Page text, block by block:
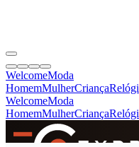
WelcomeModa
HomemMulherCriança
WelcomeModa
HomemMulherCriança